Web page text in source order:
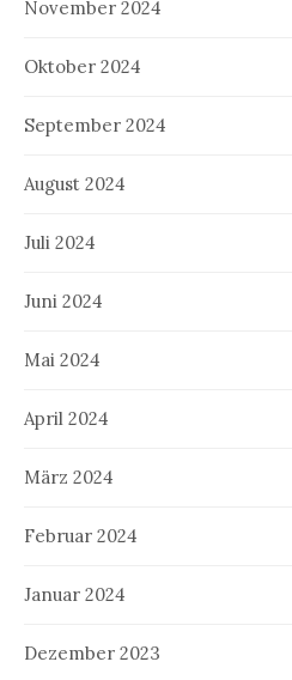
November 2024
Oktober 2024
September 2024
August 2024
Juli 2024
Juni 2024
Mai 2024
April 2024
März 2024
Februar 2024
Januar 2024
Dezember 2023